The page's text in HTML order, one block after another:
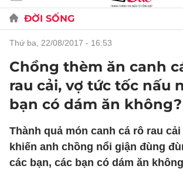
ĐỜI SỐNG
thứ ba, 22/08/2017 - 16:53
Chồng thèm ăn canh
rau cải, vợ tức tốc nấu
bạn có dám ăn không?
Thành quả món canh cá rô rau
khiến anh chồng nổi giận đùng
các bạn, các bạn có dám ăn